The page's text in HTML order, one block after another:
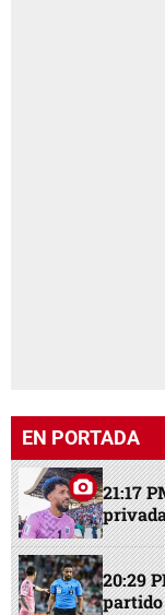
EN PORTADA
21:17
20:29